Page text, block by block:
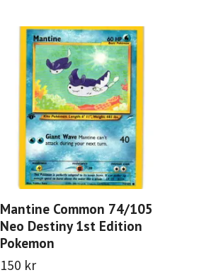
Mantine Common 74/105
Neo Destiny 1st Edition
Pokemon
150 kr